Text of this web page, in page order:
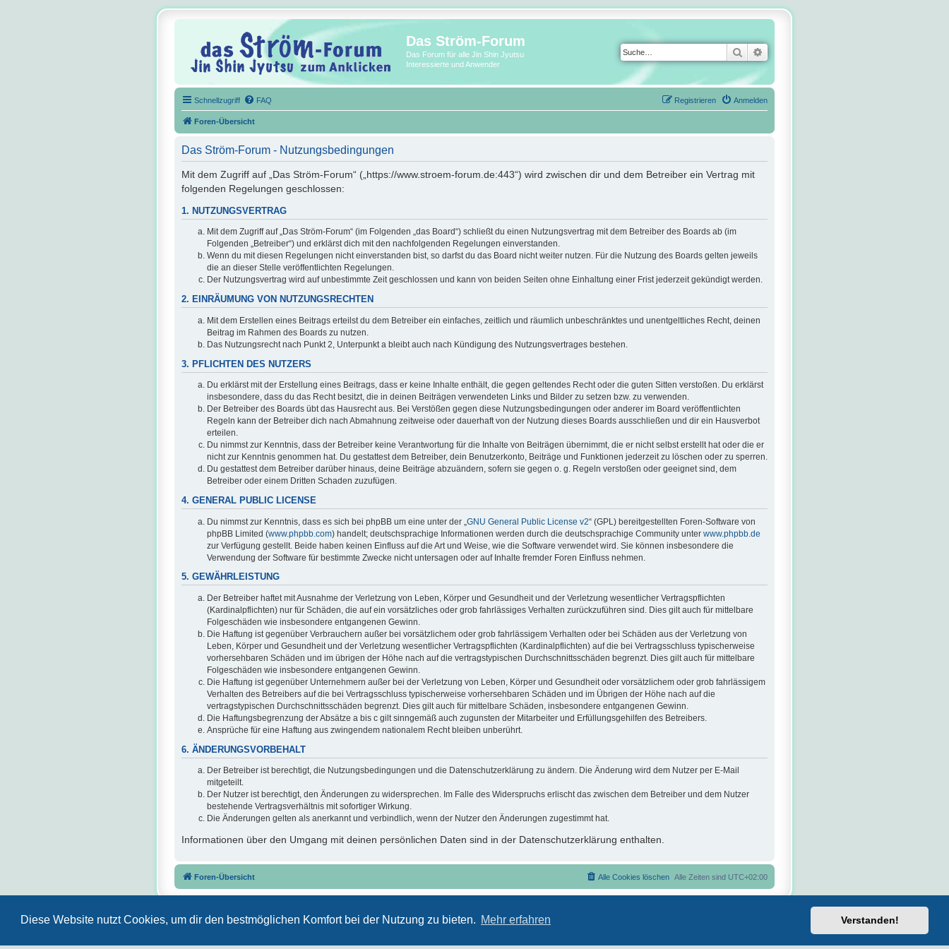
Diese Website nutzt Cookies, um dir den bestmöglichen Komfort bei der Nutzung zu bieten. Mehr erfahren Verstanden!
Das Ström-Forum
Das Forum für alle Jin Shin Jyutsu
Interessierte und Anwender
Suche
Schnellzugriff FAQ Anmelden
Registrieren
Foren-Übersicht
Das Ström-Forum - Nutzungsbedingungen
Mit dem Zugriff auf „Das Ström-Forum“ („https://www.stroem-forum.de:443“) wird zwischen dir und dem Betreiber ein Vertrag mit
folgenden Regelungen geschlossen:
1. NUTZUNGSVERTRAG
Mit dem Zugriff auf „Das Ström-Forum“ (im Folgenden „das Board“) schließt du einen Nutzungsvertrag mit dem Betreiber des Boards ab (im
Folgenden „Betreiber“) und erklärst dich mit den nachfolgenden Regelungen einverstanden.
Wenn du mit diesen Regelungen nicht einverstanden bist, so darfst du das Board nicht weiter nutzen. Für die Nutzung des Boards gelten jeweils
die an dieser Stelle veröffentlichten Regelungen.
Der Nutzungsvertrag wird auf unbestimmte Zeit geschlossen und kann von beiden Seiten ohne Einhaltung einer Frist jederzeit gekündigt werden.
2. EINRÄUMUNG VON NUTZUNGSRECHTEN
Mit dem Erstellen eines Beitrags erteilst du dem Betreiber ein einfaches, zeitlich und räumlich unbeschränktes und unentgeltliches Recht, deinen
Beitrag im Rahmen des Boards zu nutzen.
Das Nutzungsrecht nach Punkt 2, Unterpunkt a bleibt auch nach Kündigung des Nutzungsvertrages bestehen.
3. PFLICHTEN DES NUTZERS
Du erklärst mit der Erstellung eines Beitrags, dass er keine Inhalte enthält, die gegen geltendes Recht oder die guten Sitten verstoßen. Du erklärst
insbesondere, dass du das Recht besitzt, die in deinen Beiträgen verwendeten Links und Bilder zu setzen bzw. zu verwenden.
Der Betreiber des Boards übt das Hausrecht aus. Bei Verstößen gegen diese Nutzungsbedingungen oder anderer im Board veröffentlichten
Regeln kann der Betreiber dich nach Abmahnung zeitweise oder dauerhaft von der Nutzung dieses Boards ausschließen und dir ein Hausverbot
erteilen.
Du nimmst zur Kenntnis, dass der Betreiber keine Verantwortung für die Inhalte von Beiträgen übernimmt, die er nicht selbst erstellt hat oder die er
nicht zur Kenntnis genommen hat. Du gestattest dem Betreiber, dein Benutzerkonto, Beiträge und Funktionen jederzeit zu löschen oder zu sperren.
Du gestattest dem Betreiber darüber hinaus, deine Beiträge abzuändern, sofern sie gegen o. g. Regeln verstoßen oder geeignet sind, dem
Betreiber oder einem Dritten Schaden zuzufügen.
4. GENERAL PUBLIC LICENSE
Du nimmst zur Kenntnis, dass es sich bei phpBB um eine unter der „ GNU General Public License v2“ (GPL) bereitgestellten Foren-Software von
phpBB Limited (www.phpbb.com) handelt; deutschsprachige Informationen werden durch die deutschsprachige Community unter www.phpbb.de
zur Verfügung gestellt. Beide haben keinen Einfluss auf die Art und Weise, wie die Software verwendet wird. Sie können insbesondere die
Verwendung der Software für bestimmte Zwecke nicht untersagen oder auf Inhalte fremder Foren Einfluss nehmen.
5. GEWÄHRLEISTUNG
Der Betreiber haftet mit Ausnahme der Verletzung von Leben, Körper und Gesundheit und der Verletzung wesentlicher Vertragspflichten
(Kardinalpflichten) nur für Schäden, die auf ein vorsätzliches oder grob fahrlässiges Verhalten zurückzuführen sind. Dies gilt auch für mittelbare
Folgeschäden wie insbesondere entgangenen Gewinn.
Die Haftung ist gegenüber Verbrauchern außer bei vorsätzlichem oder grob fahrlässigem Verhalten oder bei Schäden aus der Verletzung von
Leben, Körper und Gesundheit und der Verletzung wesentlicher Vertragspflichten (Kardinalpflichten) auf die bei Vertragsschluss typischerweise
vorhersehbaren Schäden und im übrigen der Höhe nach auf die vertragstypischen Durchschnittsschäden begrenzt. Dies gilt auch für mittelbare
Folgeschäden wie insbesondere entgangenen Gewinn.
Die Haftung ist gegenüber Unternehmern außer bei der Verletzung von Leben, Körper und Gesundheit oder vorsätzlichem oder grob fahrlässigem
Verhalten des Betreibers auf die bei Vertragsschluss typischerweise vorhersehbaren Schäden und im Übrigen der Höhe nach auf die
vertragstypischen Durchschnittsschäden begrenzt. Dies gilt auch für mittelbare Schäden, insbesondere entgangenen Gewinn.
Die Haftungsbegrenzung der Absätze a bis c gilt sinngemäß auch zugunsten der Mitarbeiter und Erfüllungsgehilfen des Betreibers.
Ansprüche für eine Haftung aus zwingendem nationalem Recht bleiben unberührt.
6. ÄNDERUNGSVORBEHALT
Der Betreiber ist berechtigt, die Nutzungsbedingungen und die Datenschutzerklärung zu ändern. Die Änderung wird dem Nutzer per E-Mail
mitgeteilt.
Der Nutzer ist berechtigt, den Änderungen zu widersprechen. Im Falle des Widerspruchs erlischt das zwischen dem Betreiber und dem Nutzer
bestehende Vertragsverhältnis mit sofortiger Wirkung.
Die Änderungen gelten als anerkannt und verbindlich, wenn der Nutzer den Änderungen zugestimmt hat.
Informationen über den Umgang mit deinen persönlichen Daten sind in der Datenschutzerklärung enthalten.
Foren-Übersicht Alle Zeiten sind UTC+02:00
Alle Cookies löschen
Powered by phpBB® Forum Software © phpBB Limited
Deutsche Übersetzung durchphpBB.de